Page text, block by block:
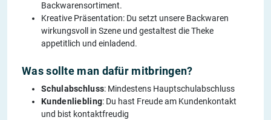
Backwarensortiment.
Kreative Präsentation: Du setzt unsere Backwaren
wirkungsvoll in Szene und gestaltest die Theke
appetitlich und einladend.
Was sollte man dafür mitbringen?
Schulabschluss: Mindestens Hauptschulabschluss
Kundenliebling: Du hast Freude am Kundenkontakt
und bist kontaktfreudig